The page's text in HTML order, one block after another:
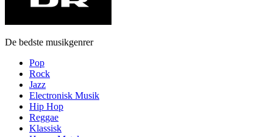
De bedste musikgenrer
Pop
Rock
Jazz
Electronisk Musik
Hip Hop
Reggae
Klassisk